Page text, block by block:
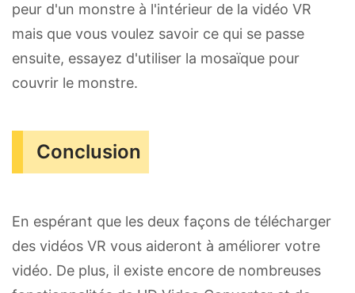
peur d'un monstre à l'intérieur de la vidéo VR
mais que vous voulez savoir ce qui se passe
ensuite, essayez d'utiliser la mosaïque pour
couvrir le monstre.
Conclusion
En espérant que les deux façons de télécharger
des vidéos VR vous aideront à améliorer votre
vidéo. De plus, il existe encore de nombreuses